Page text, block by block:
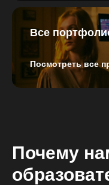
Все
Посмотреть все
Почему